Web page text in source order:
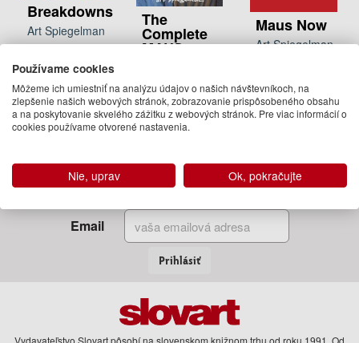
Breakdowns
Art Spiegelman
Na sklade
The
Complete
MAUS
21.50 €
Na sklade
Maus Now
Art Spiegelman,
Na sklade
Zadajte Váš email
Email
Prihlásiť
Vydavateľstvo Slovart pôsobí na slovenskom knižnom trhu od roku 1991. Od
Používame cookies
Môžeme ich umiestniť na analýzu údajov o našich návštevníkoch, na
zlepšenie našich webových stránok, zobrazovanie prispôsobeného obsahu
a na poskytovanie skvelého zážitku z webových stránok. Pre viac informácií o
cookies používame otvorené nastavenia.
Nie, uprav Ok, pokračujte